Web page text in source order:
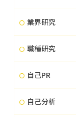
業界研究
職種研究
自己PR
自己分析